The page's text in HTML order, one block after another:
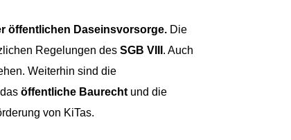
öffentlichen Daseinsvorsorge. Die
Regelungen des SGB VIII . Auch
Weiterhin sind die
öffentliche Baurecht und die
von KiTas.